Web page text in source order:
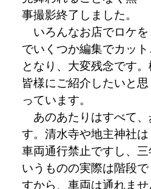
事撮影終了しました。
いろんなお店でロケ
でいくつか編集でカット
となり、大変残念です
皆様にご紹介したいと思
っています。
あのあたりはすべて
す。清水寺や地主神社は
車両通行禁止ですし、
いうものの実際は階段で
すから、車両は通れませ